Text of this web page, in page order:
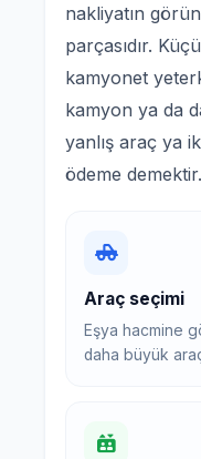
nakliyatın
parçasıdır.
kamyonet
kamyon ya da
yanlış araç ya
ödeme demektir.
Araç seçimi
Eşya hacmine
daha büyük